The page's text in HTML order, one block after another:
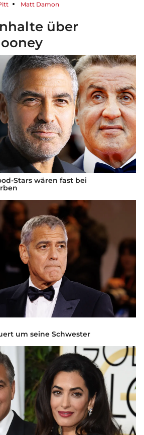
Matt Damon
über
Stars wären fast bei
um seine Schwester